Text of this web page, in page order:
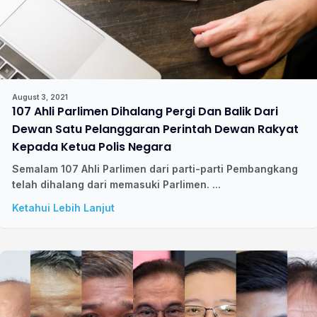
August 3, 2021
107 Ahli Parlimen Dihalang Pergi Dan Balik Dari
Dewan Satu Pelanggaran Perintah Dewan Rakyat
Kepada Ketua Polis Negara
Semalam 107 Ahli Parlimen dari parti-parti Pembangkang
telah dihalang dari memasuki Parlimen. ...
Ketahui Lebih Lanjut